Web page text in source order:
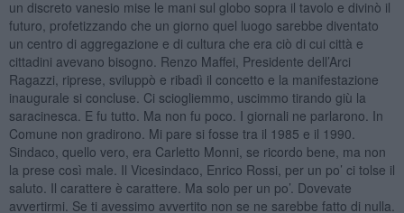
un discreto vanesio mise le mani sul globo sopra il tavolo e divinò il
futuro, profetizzando che un giorno quel luogo sarebbe diventato
un centro di aggregazione e di cultura che era ciò di cui città e
cittadini avevano bisogno. Renzo Maffei, Presidente dell’Arci
Ragazzi, riprese, sviluppò e ribadì il concetto e la manifestazione
inaugurale si concluse. Ci sciogliemmo, uscimmo tirando giù la
saracinesca. E fu tutto. Ma non fu poco. I giornali ne parlarono. In
Comune non gradirono. Mi pare si fosse tra il 1985 e il 1990.
Sindaco, quello vero, era Carletto Monni, se ricordo bene, ma non
la prese così male. Il Vicesindaco, Enrico Rossi, per un po’ ci tolse il
saluto. Il carattere è carattere. Ma solo per un po’. Dovevate
avvertirmi. Se ti avessimo avvertito non se ne sarebbe fatto di nulla.